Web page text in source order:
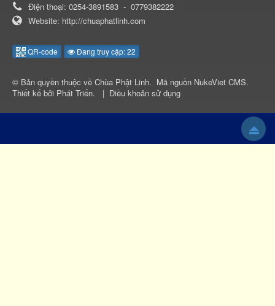
Điện thoại: 0254-3891583 - 0779382222
Website: http://chuaphatlinh.com
QR-code Đang truy cập: 22
© Bản quyền thuộc về Chùa Phật Linh. Mã nguồn NukeViet CMS.
Thiết kế bởi Phát Triển. | Điều khoản sử dụng